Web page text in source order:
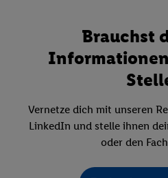
Brauchst
Vernetze dich mit unseren
LinkedIn und stelle ihnen
oder den